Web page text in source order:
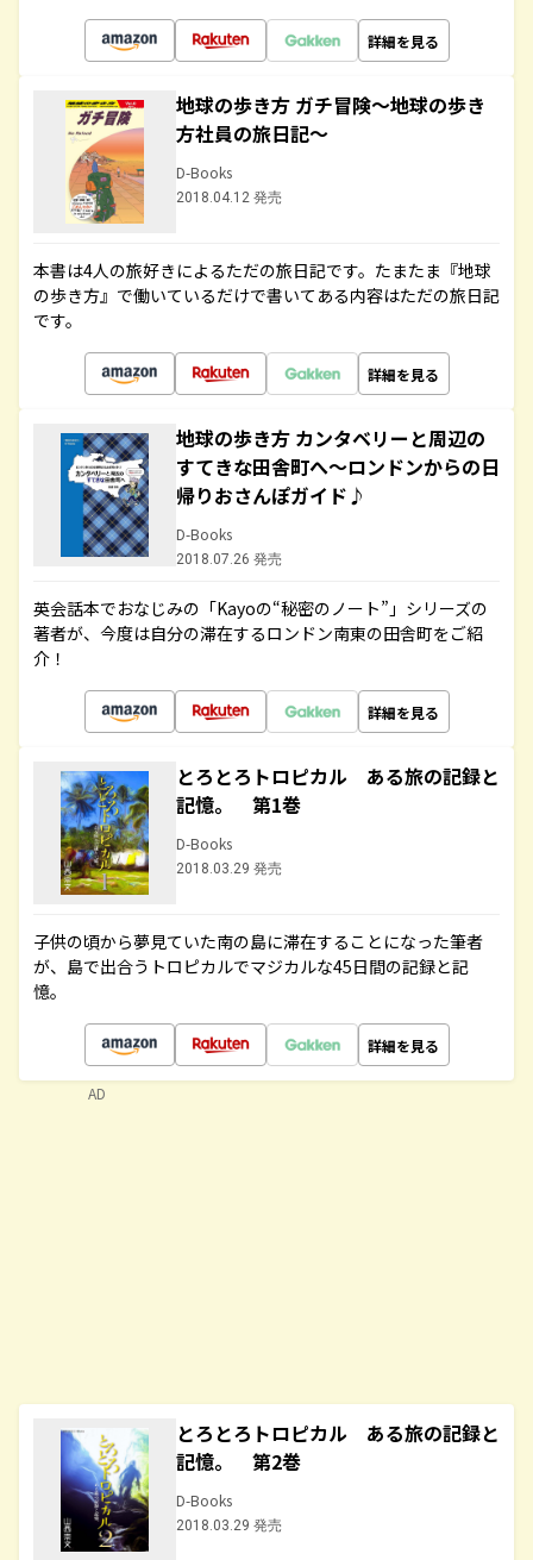
詳細を見る
地球の歩き方 ガチ冒険～地球の歩き
方社員の旅日記～
D-Books
2018.04.12 発売
本書は4人の旅好きによるただの旅日記です。たまたま『地球
の歩き方』で働いているだけで書いてある内容はただの旅日記
です。
詳細を見る
地球の歩き方 カンタベリーと周辺の
すてきな田舎町へ～ロンドンからの日
帰りおさんぽガイド♪
D-Books
2018.07.26 発売
英会話本でおなじみの「Kayoの“秘密のノート”」シリーズの
著者が、今度は自分の滞在するロンドン南東の田舎町をご紹
介！
詳細を見る
とろとろトロピカル ある旅の記録と
記憶。 第1巻
D-Books
2018.03.29 発売
子供の頃から夢見ていた南の島に滞在することになった筆者
が、島で出合うトロピカルでマジカルな45日間の記録と記
憶。
詳細を見る
とろとろトロピカル ある旅の記録と
記憶。 第2巻
D-Books
2018.03.29 発売
AD